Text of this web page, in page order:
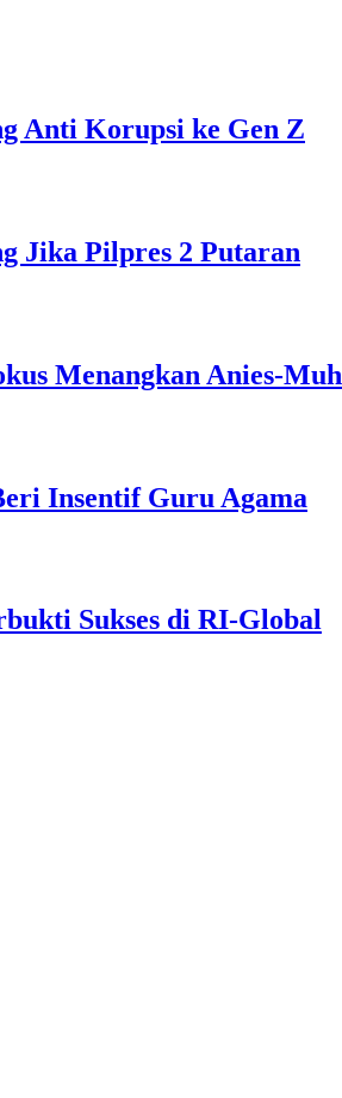
Anti Korupsi ke Gen Z
Jika Pilpres 2 Putaran
Menangkan Anies-
Insentif Guru Agama
Sukses di RI-Global